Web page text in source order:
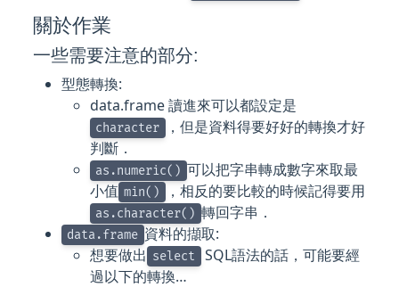
關於作業
一些需要注意的部分:
型態轉換:
data.frame 讀進來可以都設定是
character ，但是資料得要好好的轉換才好
判斷．
as.numeric() 可以把字串轉成數字來取最
小值 min() ，相反的要比較的時候記得要用
as.character() 轉回字串．
data.frame 資料的擷取:
想要做出 select SQL語法的話，可能要經
過以下的轉換…